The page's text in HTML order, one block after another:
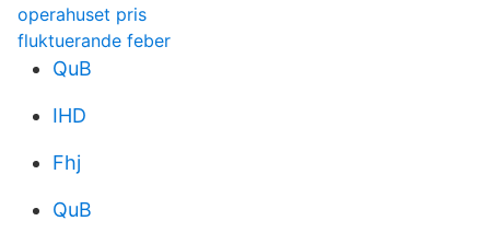
operahuset pris
fluktuerande feber
QuB
IHD
Fhj
QuB